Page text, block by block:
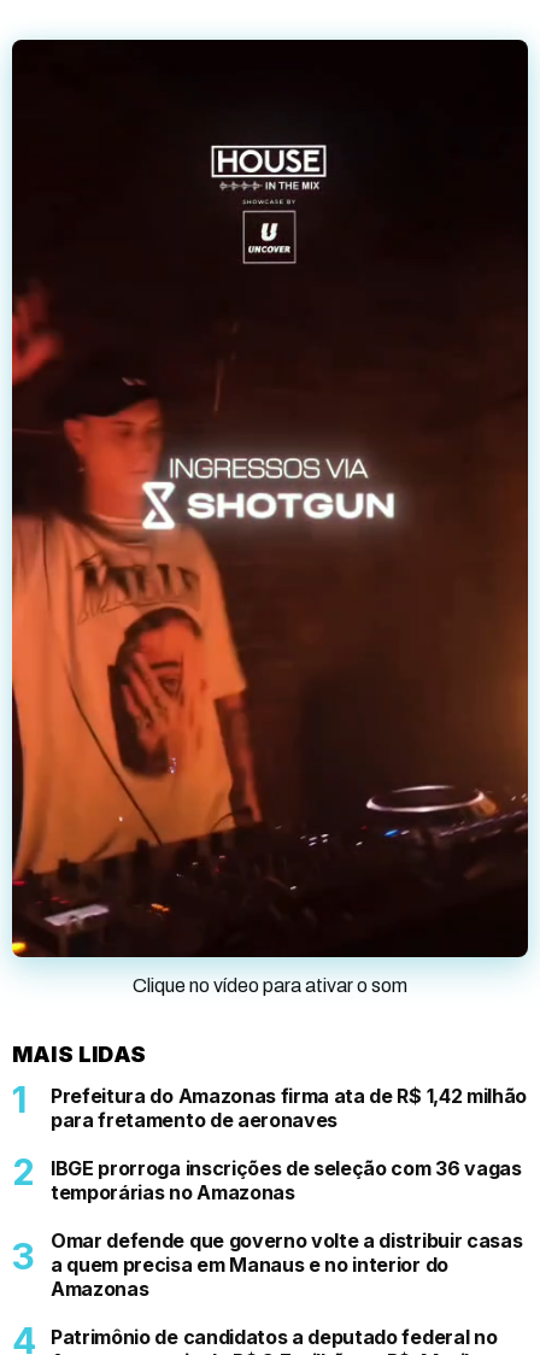
Clique no vídeo para ativar o som
MAIS LIDAS
Prefeitura do Amazonas firma ata de R$ 1,42 milhão
para fretamento de aeronaves
IBGE prorroga inscrições de seleção com 36 vagas
temporárias no Amazonas
Omar defende que governo volte a distribuir casas
a quem precisa em Manaus e no interior do
Amazonas
Patrimônio de candidatos a deputado federal no